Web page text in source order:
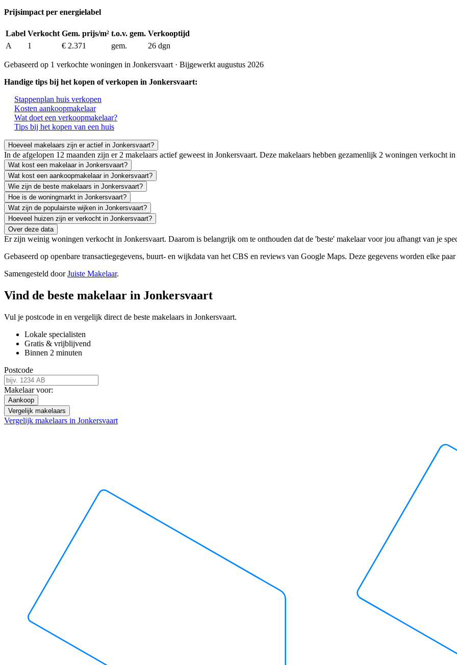
Prijsimpact per energielabel
Label Verkocht Gem. prijs/m² t.o.v. gem. Verkooptijd
A
1 € 2.371 gem. 26 dgn
Gebaseerd op 1 verkochte woningen in Jonkersvaart · Bijgewerkt augustus 2026
Handige tips bij het kopen of verkopen in Jonkersvaart:
Stappenplan huis verkopen
Kosten aankoopmakelaar
Wat doet een verkoopmakelaar?
Tips bij het kopen van een huis
Hoeveel makelaars zijn er actief in Jonkersvaart?
In de afgelopen 12 maanden zijn er 2 makelaars actief geweest in Jonkersvaart. Deze makelaars hebben gezamenlijk 2 woningen verkocht in
Wat kost een makelaar in Jonkersvaart?
Wat kost een aankoopmakelaar in Jonkersvaart?
Wie zijn de beste makelaars in Jonkersvaart?
Hoe is de woningmarkt in Jonkersvaart?
Wat zijn de populairste wijken in Jonkersvaart?
Hoeveel huizen zijn er verkocht in Jonkersvaart?
Over deze data
Er zijn weinig woningen verkocht in Jonkersvaart. Daarom is belangrijk om te onthouden dat de 'beste' makelaar voor jou afhangt van je
Gebaseerd op openbare transactiegegevens, buurt- en wijkdata van het CBS en reviews van Google Maps. Deze gegevens worden elke
Samengesteld doorJuiste Makelaar.
Vind de beste makelaar in Jonkersvaart
Vul je postcode in en vergelijk direct de beste makelaars in Jonkersvaart.
Lokale specialisten
Gratis & vrijblijvend
Binnen 2 minuten
Postcode
Makelaar voor:
Aankoop
Vergelijk makelaars
Vergelijk makelaars in Jonkersvaart